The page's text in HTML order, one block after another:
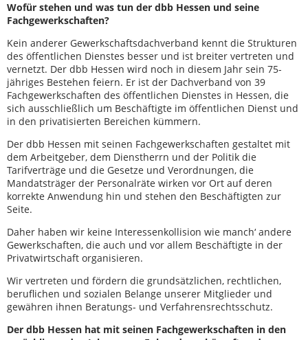
Wofür stehen und was tun der dbb Hessen und seine
Fachgewerkschaften?
Kein anderer Gewerkschaftsdachverband kennt die Strukturen
des öffentlichen Dienstes besser und ist breiter vertreten und
vernetzt. Der dbb Hessen wird noch in diesem Jahr sein 75-
jähriges Bestehen feiern. Er ist der Dachverband von 39
Fachgewerkschaften des öffentlichen Dienstes in Hessen, die
sich ausschließlich um Beschäftigte im öffentlichen Dienst und
in den privatisierten Bereichen kümmern.
Der dbb Hessen mit seinen Fachgewerkschaften gestaltet mit
dem Arbeitgeber, dem Dienstherrn und der Politik die
Tarifverträge und die Gesetze und Verordnungen, die
Mandatsträger der Personalräte wirken vor Ort auf deren
korrekte Anwendung hin und stehen den Beschäftigten zur
Seite.
Daher haben wir keine Interessenkollision wie manch‘ andere
Gewerkschaften, die auch und vor allem Beschäftigte in der
Privatwirtschaft organisieren.
Wir vertreten und fördern die grundsätzlichen, rechtlichen,
beruflichen und sozialen Belange unserer Mitglieder und
gewähren ihnen Beratungs- und Verfahrensrechtsschutz.
Der dbb Hessen hat mit seinen Fachgewerkschaften in den